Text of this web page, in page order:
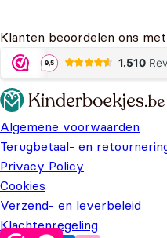
Klanten beoordelen ons
Algemene voorwaarden
Terugbetaal- en
Privacy Policy
Cookies
Verzend- en leverbeleid
Klachtenregeling